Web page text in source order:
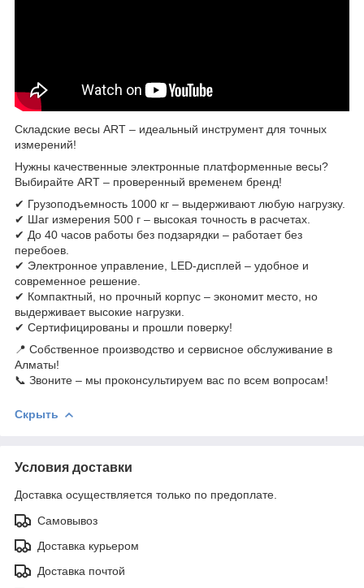
Складские весы ART – идеальный инструмент для точных
измерений!
Нужны качественные электронные платформенные весы?
Выбирайте ART – проверенный временем бренд!
✔ Грузоподъемность 1000 кг – выдерживают любую нагрузку.
✔ Шаг измерения 500 г – высокая точность в расчетах.
✔ До 40 часов работы без подзарядки – работает без
перебоев.
✔ Электронное управление, LED-дисплей – удобное и
современное решение.
✔ Компактный, но прочный корпус – экономит место, но
выдерживает высокие нагрузки.
✔ Сертифицированы и прошли поверку!
📍 Собственное производство и сервисное обслуживание в
Алматы!
📞 Звоните – мы проконсультируем вас по всем вопросам!
Скрыть
Условия доставки
Доставка осуществляется только по предоплате.
Самовывоз
Доставка курьером
Доставка почтой